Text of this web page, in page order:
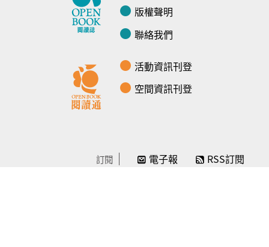
版權聲明
聯絡我們
活動資訊刊登
空間資訊刊登
訂閱 電子報 RSS訂閱